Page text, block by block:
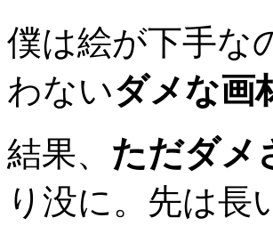
僕は絵が下手な
わないダメな画
結果、 ただダメ
り没に。先は長